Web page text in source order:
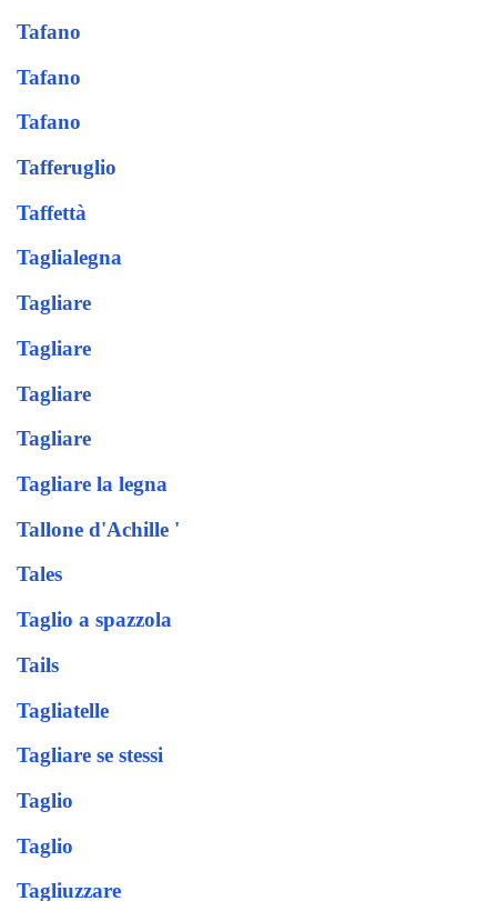
Tafano
Tafano
Tafano
Tafferuglio
Taffettà
Taglialegna
Tagliare
Tagliare
Tagliare
Tagliare
Tagliare la legna
Tallone d'Achille '
Tales
Taglio a spazzola
Tails
Tagliatelle
Tagliare se stessi
Taglio
Taglio
Tagliuzzare